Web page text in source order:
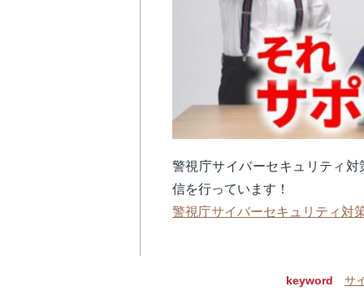
警視庁サイバーセキュリティ
信を行っています！
警視庁サイバーセキュリティ対
keyword サ